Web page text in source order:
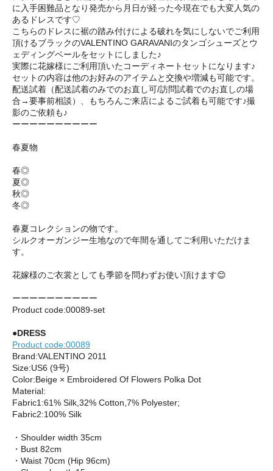
に入手困難品となり発売から月日が経った今現在でも大変人気の
あるドレスです♡
こちらのドレスに裾の踏み付けによる破れを気にしないでご利用
頂けるブラックのVALENTINO GARAVANIのタンゴシューズとウ
ェディングベールをセットにしました♪
実際に花嫁様にご利用頂いたコーディネートセットになります♪
セットの内容は他のお好みのアイテムと交換や増減も可能です。
配送試着（配送試着のみでのお直し可/訪問試着でのお直しの場
合→要事前相談）、もちろんご来店によるご試着も可能です♪撮
影のご依頼も♪
ーーーーーーーーーー
春夏物
春◎
夏◎
秋◎
冬◎
春夏コレクションの物です。
シルクオーガンジー生地なので年間を通してご利用いただけま
す。
花嫁様のご衣裳としても季節を問わずお使い頂けます😊
ーーーーーーーーーー
Product code:00089-set
●DRESS
Product code:00089
Brand:VALENTINO 2011
Size:US6 (9号)
Color:Beige × Embroidered Of Flowers Polka Dot
Material:
Fabric1:61% Silk,32% Cotton,7% Polyester;
Fabric2:100% Silk
・Shoulder width 35cm
・Bust 82cm
・Waist 70cm (Hip 96cm)